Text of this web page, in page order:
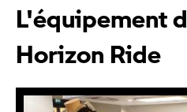
L'équipement
Horizon Ride